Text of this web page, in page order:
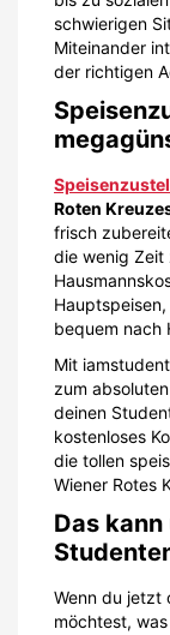
schwierigen
Miteinander
der richtigen
Roten
frisch
die wenig Zeit
bequem nach
Mit
zum
deinen
kostenloses
die tollen
Wiener Rotes
Das
Wenn du jetzt
möchtest,